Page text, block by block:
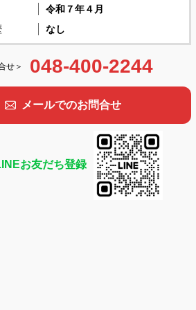
令和７年４月
なし
せ＞ 048-400-2244
メールでのお問合せ
お友だち登録